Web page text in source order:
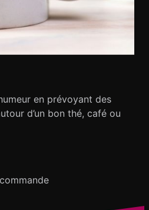
en prévoyant des
d’un bon thé, café ou